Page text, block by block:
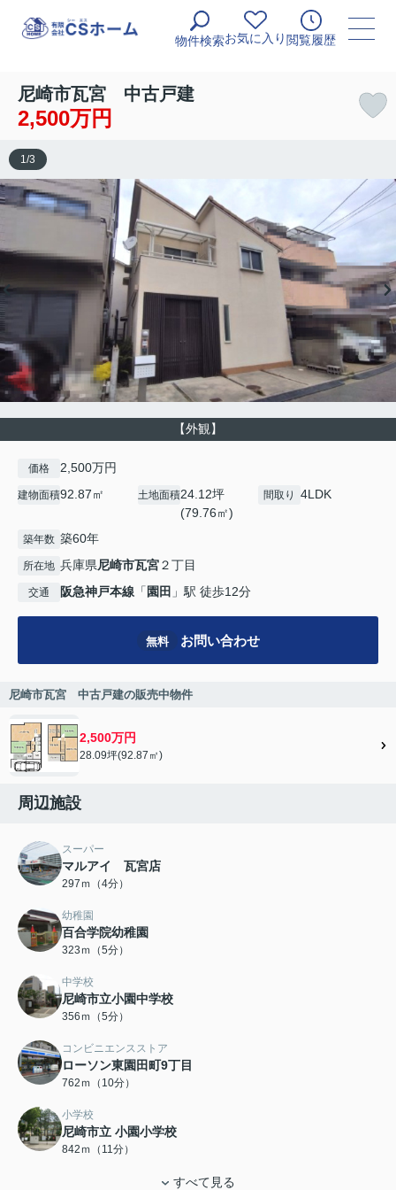
物件検索お気に入り 閲覧履歴
尼崎市瓦宮 中古戸建
2,500万円
【外観】
1 /3
価格 2,500万円
建物面積92.87㎡ 土地面積24.12坪
(79.76㎡)
間取り 4LDK
築年数 築60年
所在地 兵庫県尼崎市瓦宮２丁目
交通 阪急神戸本線 「 園田 」駅 徒歩12分
無料 お問い合わせ
尼崎市瓦宮 中古戸建の販売中物件
2,500万円
28.09坪(92.87㎡)
周辺施設
スーパー
マルアイ 瓦宮店
297ｍ（4分）
幼稚園
百合学院幼稚園
323ｍ（5分）
中学校
尼崎市立小園中学校
356ｍ（5分）
コンビニエンスストア
ローソン東園田町9丁目
762ｍ（10分）
小学校
尼崎市立 小園小学校
842ｍ（11分）
すべて見る